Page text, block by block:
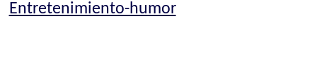
Entretenimiento-humor